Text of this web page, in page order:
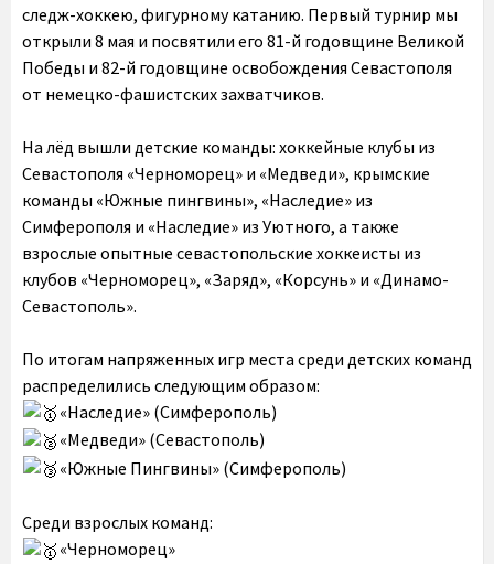
следж-хоккею, фигурному катанию. Первый турнир мы
открыли 8 мая и посвятили его 81-й годовщине Великой
Победы и 82-й годовщине освобождения Севастополя
от немецко-фашистских захватчиков.
На лёд вышли детские команды: хоккейные клубы из
Севастополя «Черноморец» и «Медведи», крымские
команды «Южные пингвины», «Наследие» из
Симферополя и «Наследие» из Уютного, а также
взрослые опытные севастопольские хоккеисты из
клубов «Черноморец», «Заряд», «Корсунь» и «Динамо-
Севастополь».
По итогам напряженных игр места среди детских команд
распределились следующим образом:
«Наследие» (Симферополь)
«Медведи» (Севастополь)
«Южные Пингвины» (Симферополь)
Среди взрослых команд:
«Черноморец»